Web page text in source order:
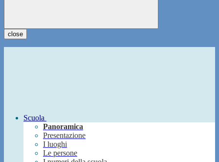
close
Scuola
Panoramica
Presentazione
I luoghi
Le persone